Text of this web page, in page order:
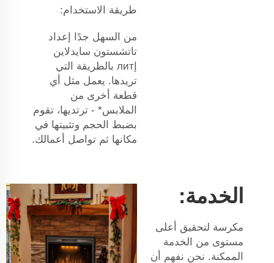
طريقة الاستخدام:
من السهل جدًا إعداد
تاتشستون سايدلاين
إлит بالطريقة التي
تريدها. يعمل مثل أي
قطعة أخرى من
الملابس* - ترتديها، تقوم
بضبط الحجم وتثبيتها في
مكانها ثم تواصل أعمالك.
الخدمة:
مكرسة لتحقيق أعلى
مستوى من الخدمة
الممكنة. نحن نفهم أن